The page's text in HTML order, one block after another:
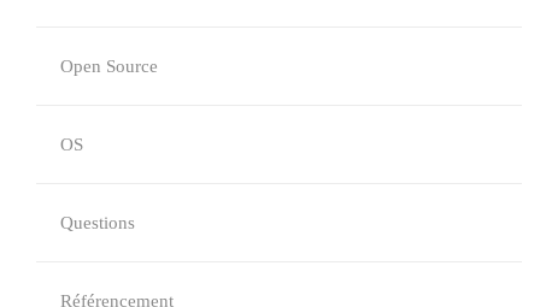
Open Source
OS
Questions
Référencement